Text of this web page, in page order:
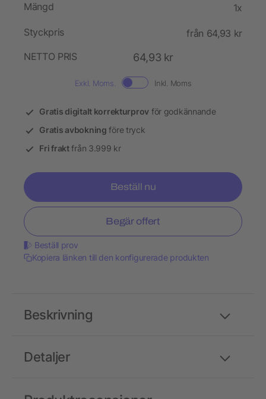
Mängd 1x
Styckpris
från 64,93 kr
NETTO PRIS
64,93 kr
Exkl. Moms. Inkl. Moms
Gratis digitalt korrekturprov för godkännande
Gratis avbokning före tryck
Fri fraktfrån 3.999 kr
Beställ nu
Begär offert
Beställ prov
Kopiera länken till den konfigurerade produkten
Detaljer
Beskrivning